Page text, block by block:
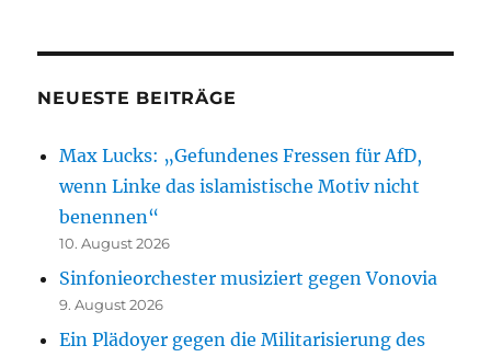
NEUESTE BEITRÄGE
Max Lucks: „Gefundenes Fressen für AfD,
wenn Linke das islamistische Motiv nicht
benennen“
10. August 2026
Sinfonieorchester musiziert gegen Vonovia
9. August 2026
Ein Plädoyer gegen die Militarisierung des